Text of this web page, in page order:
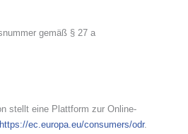
gemäß § 27 a
stellt eine Plattform zur Online-
https://ec.europa.eu/consumers/odr.